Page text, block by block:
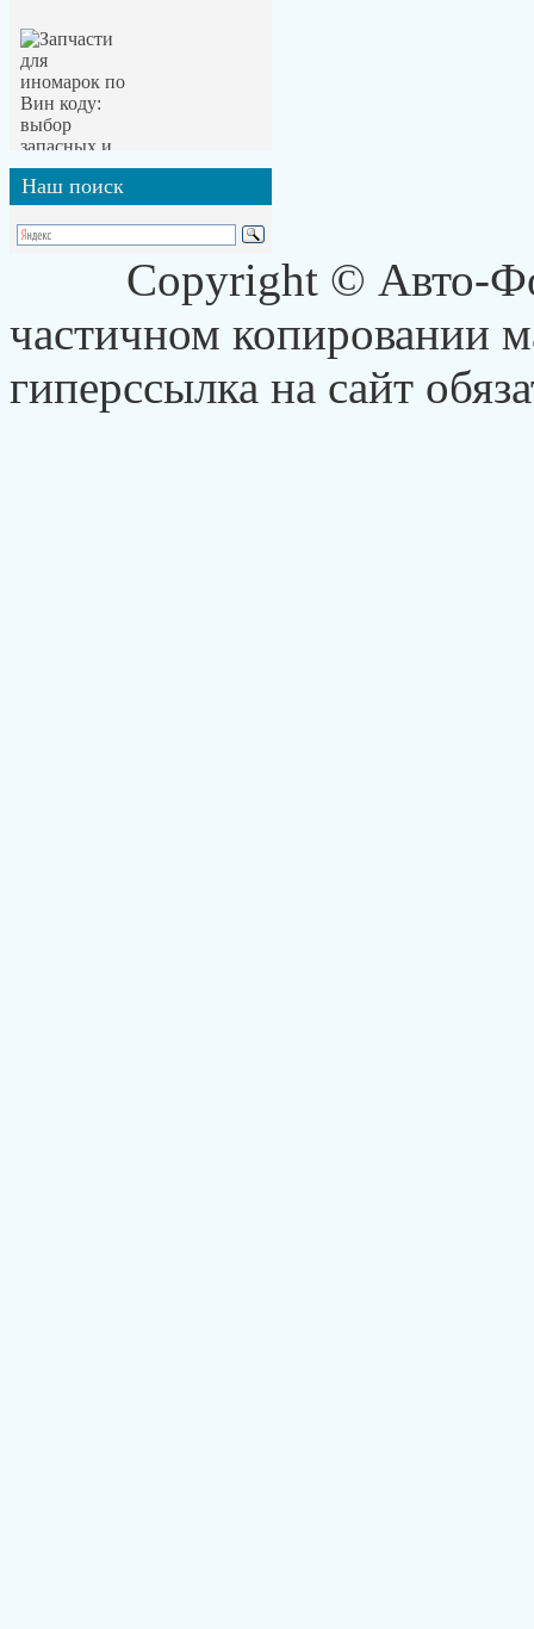
Наш поиск
Copyright © Авто-
частичном копировании
гиперссылка на сайт